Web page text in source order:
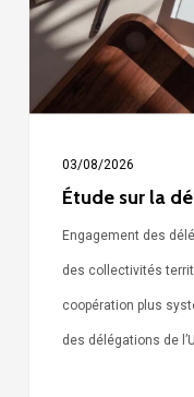
l’UE
03/08/2026
Étude sur la
Engagement des
des collectivités
coopération plus
des délégations de